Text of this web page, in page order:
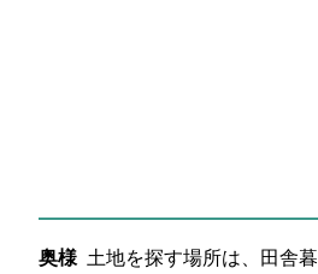
奥様 土地を探す場所は、田舎